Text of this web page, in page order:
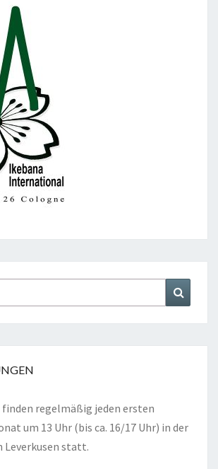
finden regelmäßig jeden ersten
um 13 Uhr (bis ca. 16/17 Uhr) in der
Leverkusen statt.